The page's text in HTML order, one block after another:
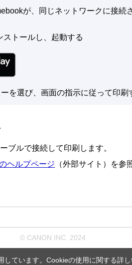
しています。Cookieの使用に関する詳
が、同じネットワークに接続
ストールし、起動する
を選び、画面の指示に従って印刷
ブルで接続して印刷します。
ヘルプページ （外部サイト）を参
© CANON INC. 2024